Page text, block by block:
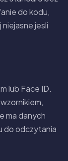
do kodu,
jesli
lub Face ID.
ma danych
do odczytania